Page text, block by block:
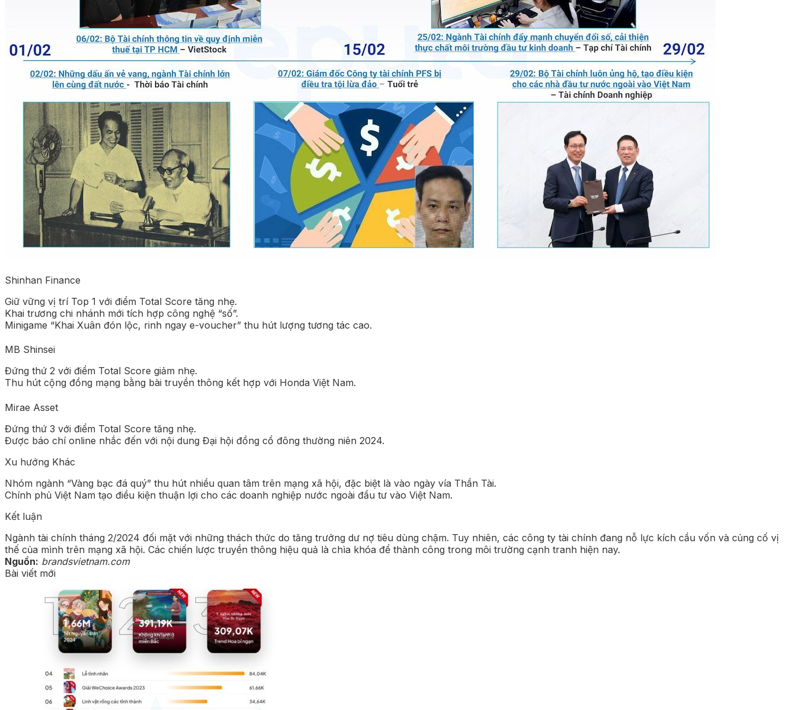
Shinhan Finance
Giữ vững vị trí Top 1 với điểm Total Score tăng nhẹ.
Khai trương chi nhánh mới tích hợp công nghệ “số”.
Minigame “Khai Xuân đón lộc, rinh ngay e-voucher” thu hút lượng tương tác cao.
MB Shinsei
Đứng thứ 2 với điểm Total Score giảm nhẹ.
Thu hút cộng đồng mạng bằng bài truyền thông kết hợp với Honda Việt Nam.
Mirae Asset
Đứng thứ 3 với điểm Total Score tăng nhẹ.
Được báo chí online nhắc đến với nội dung Đại hội đồng cổ đông thường niên 2024.
Xu hướng Khác
Nhóm ngành “Vàng bạc đá quý” thu hút nhiều quan tâm trên mạng xã hội, đặc biệt là vào ngày vía Thần Tài.
Chính phủ Việt Nam tạo điều kiện thuận lợi cho các doanh nghiệp nước ngoài đầu tư vào Việt Nam.
Kết luận
Ngành tài chính tháng 2/2024 đối mặt với những thách thức do tăng trưởng dư nợ tiêu dùng chậm. Tuy nhiên, các công ty tài chính đang nỗ lực kích cầu vốn và củng cố vị
thế của mình trên mạng xã hội. Các chiến lược truyền thông hiệu quả là chìa khóa để thành công trong môi trường cạnh tranh hiện nay.
Nguồn: brandsvietnam.com
Bài viết mới